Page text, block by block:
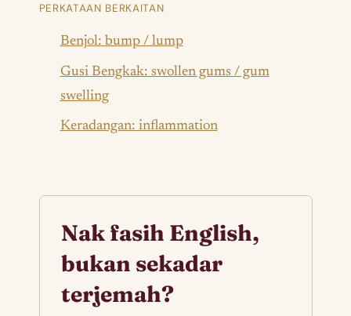
PERKATAAN BERKAITAN
Benjol: bump / lump
Gusi Bengkak: swollen gums / gum
swelling
Keradangan: inflammation
Nak fasih English,
bukan sekadar
terjemah?